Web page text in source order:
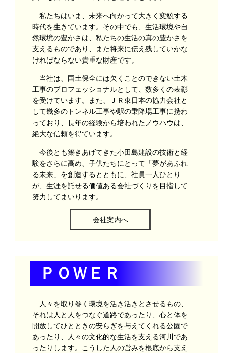
私たちはいま、未来へ向かって大きく変貌する
時代を生きています。その中でも、生活環境や自
然環境の豊かさは、私たちの生活の真の豊かさを
支えるものであり、また将来に伝え残していかな
ければならない貴重な財産です。
当社は、国土保全には欠くことのできない土木
工事のプロフェッショナルとして、数多くの表彰
を受けています。また、ＪＲ東日本の協力会社と
して幾多のトンネル工事や駅の乗降場工事に携わ
っており、長年の経験から培われたノウハウは、
絶大な信頼を得ています。
今後とも築きあげてきた小田島建設の技術と経
験をさらに高め、子供たちにとって「夢があふれ
る未来」を創造するとともに、社員一人ひとり
が、生涯を託せる価値ある会社づくりを目指して
努力してまいります。
会社案内へ
ＰＯＷＥＲ
人々を取り巻く環境を活き活きとさせるもの、
それは人と人をつなぐ道路であったり、心と体を
開放してひとときの安らぎを与えてくれる公園で
あったり、人々の文化的な生活を支える河川であ
ったりします。こうした人の営みを根底から支え